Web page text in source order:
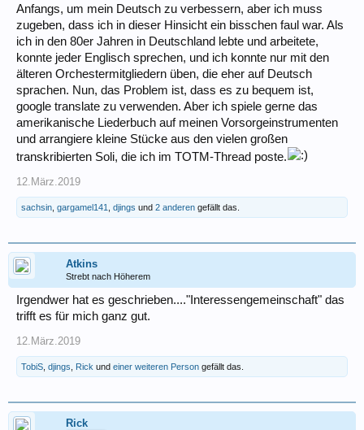
Anfangs, um mein Deutsch zu verbessern, aber ich muss
zugeben, dass ich in dieser Hinsicht ein bisschen faul war. Als
ich in den 80er Jahren in Deutschland lebte und arbeitete,
konnte jeder Englisch sprechen, und ich konnte nur mit den
älteren Orchestermitgliedern üben, die eher auf Deutsch
sprachen. Nun, das Problem ist, dass es zu bequem ist,
google translate zu verwenden. Aber ich spiele gerne das
amerikanische Liederbuch auf meinen Vorsorgeinstrumenten
und arrangiere kleine Stücke aus den vielen großen
transkribierten Soli, die ich im TOTM-Thread poste.
12.März.2019
sachsin gargamel141 djings und 2 anderen gefällt das.
Atkins
Strebt nach Höherem
Irgendwer hat es geschrieben...."Interessengemeinschaft" das
trifft es für mich ganz gut.
12.März.2019
TobiS djings Rick und einer weiteren Person gefällt das.
Rick